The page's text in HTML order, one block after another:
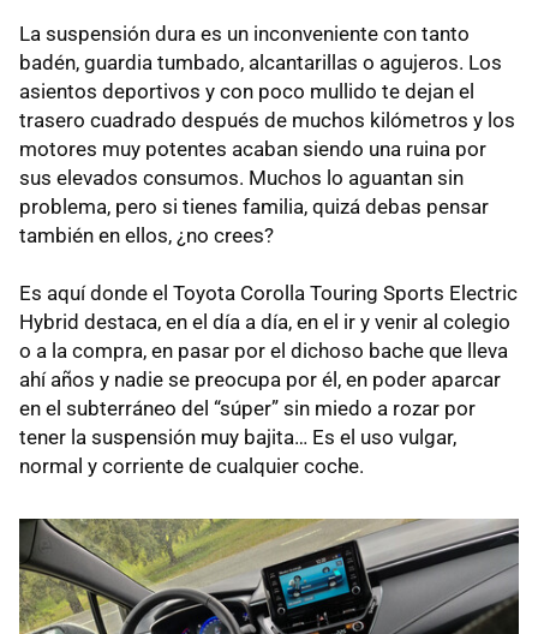
La suspensión dura es un inconveniente con tanto
badén, guardia tumbado, alcantarillas o agujeros. Los
asientos deportivos y con poco mullido te dejan el
trasero cuadrado después de muchos kilómetros y los
motores muy potentes acaban siendo una ruina por
sus elevados consumos. Muchos lo aguantan sin
problema, pero si tienes familia, quizá debas pensar
también en ellos, ¿no crees?
Es aquí donde el Toyota Corolla Touring Sports Electric
Hybrid destaca, en el día a día, en el ir y venir al colegio
o a la compra, en pasar por el dichoso bache que lleva
ahí años y nadie se preocupa por él, en poder aparcar
en el subterráneo del “súper” sin miedo a rozar por
tener la suspensión muy bajita… Es el uso vulgar,
normal y corriente de cualquier coche.